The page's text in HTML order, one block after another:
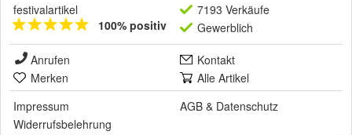
festivalartikel
100% positiv
7193 Verkäufe
Gewerblich
Anrufen
Kontakt
Merken
Alle Artikel
Impressum
AGB & Datenschutz
Widerrufsbelehrung